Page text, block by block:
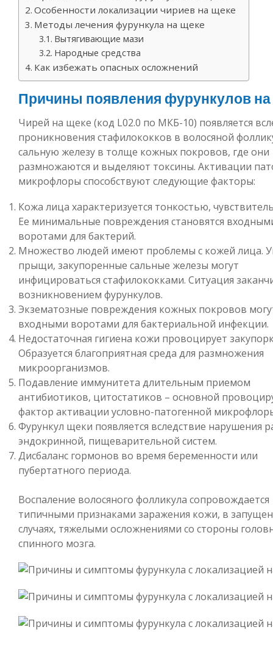
Особенности локализации чириев на щеке
Методы лечения фурункула на щеке
Вытягивающие мази
Народные средства
Как избежать опасных осложнений
Причины появления фурункулов
Чирей на щеке (код L02.0 по МКБ-10) появляется
проникновения стафилококков в волосяной
сальную железу в толще кожных покровов, где они
размножаются и выделяют токсины. Активации
микрофлоры способствуют следующие факторы:
Кожа лица характеризуется тонкостью,
Ее минимальные повреждения становятся
воротами для бактерий.
Множество людей имеют проблемы с кожей лица.
прыщи, закупоренные сальные железы могут
инфицироваться стафилококками. Ситуация
возникновением фурункулов.
Экзематозные повреждения кожных покровов
входными воротами для бактериальной инфекции.
Недостаточная гигиена кожи провоцирует
Образуется благоприятная среда для размножения
микроорганизмов.
Подавление иммунитета длительным приемом
антибиотиков, цитостатиков – основной
фактор активации условно-патогенной
Фурункул щеки появляется вследствие нарушения
эндокринной, пищеварительной систем.
Дисбаланс гормонов во время беременности или
пубертатного периода.
Воспаление волосяного фолликула сопровождается
типичными признаками заражения кожи, в
случаях, тяжелыми осложнениями со стороны
спинного мозга.